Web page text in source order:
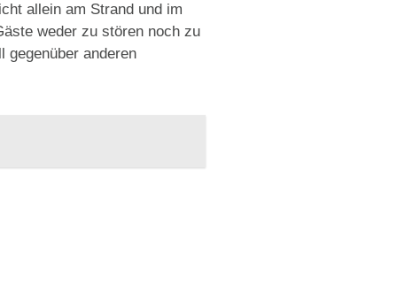
allein am Strand und im
weder zu stören noch zu
gegenüber anderen